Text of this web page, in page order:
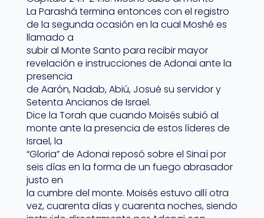
La Parashá termina entonces con el registro
de la segunda ocasión en la cual Moshé es
llamado a
subir al Monte Santo para recibir mayor
revelación e instrucciones de Adonai ante la
presencia
de Aarón, Nadab, Abiú, Josué su servidor y
Setenta Ancianos de Israel.
Dice la Torah que cuando Moisés subió al
monte ante la presencia de estos líderes de
Israel, la
“Gloria” de Adonai reposó sobre el Sinaí por
seis días en la forma de un fuego abrasador
justo en
la cumbre del monte. Moisés estuvo allí otra
vez, cuarenta días y cuarenta noches, siendo